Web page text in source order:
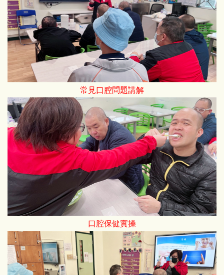
常見口腔問題講解
口腔保健實操